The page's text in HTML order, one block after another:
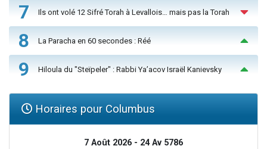
7 Ils ont volé 12 Sifré Torah à Levallois… mais pas la Torah
8 La Paracha en 60 secondes : Réé
9 Hiloula du "Steïpeler" : Rabbi Ya’acov Israël Kanievsky
Horaires pour Columbus
7 Août 2026 - 24 Av 5786